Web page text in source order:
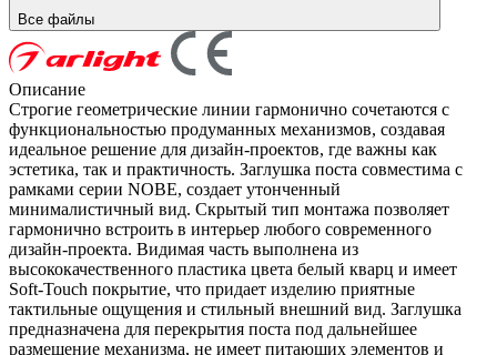
Все файлы
Описание
Строгие геометрические линии гармонично сочетаются с
функциональностью продуманных механизмов, создавая
идеальное решение для дизайн-проектов, где важны как
эстетика, так и практичность. Заглушка поста совместима с
рамками серии NOBE, создает утонченный
минималистичный вид. Скрытый тип монтажа позволяет
гармонично встроить в интерьер любого современного
дизайн-проекта. Видимая часть выполнена из
высококачественного пластика цвета белый кварц и имеет
Soft-Touch покрытие, что придает изделию приятные
тактильные ощущения и стильный внешний вид. Заглушка
предназначена для перекрытия поста под дальнейшее
размещение механизма, не имеет питающих элементов и